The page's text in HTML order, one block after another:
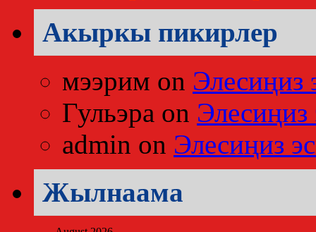
Акыркы пикирлер
мээрим on Элесиңиз
Гульэра on Элесиңиз
admin on Элесиңиз
Жылнаама